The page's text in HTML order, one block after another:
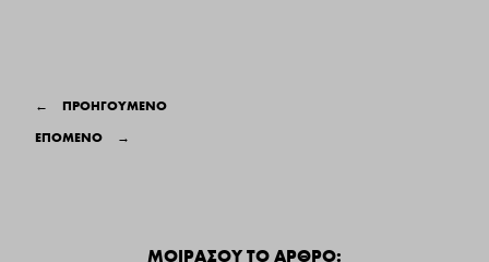
←
ΠΡΟΗΓΟΥΜΕΝΟ
ΕΠΟΜΕΝΟ
→
ΜΟΙΡΑΣΟΥ ΤΟ ΑΡΘΡΟ: